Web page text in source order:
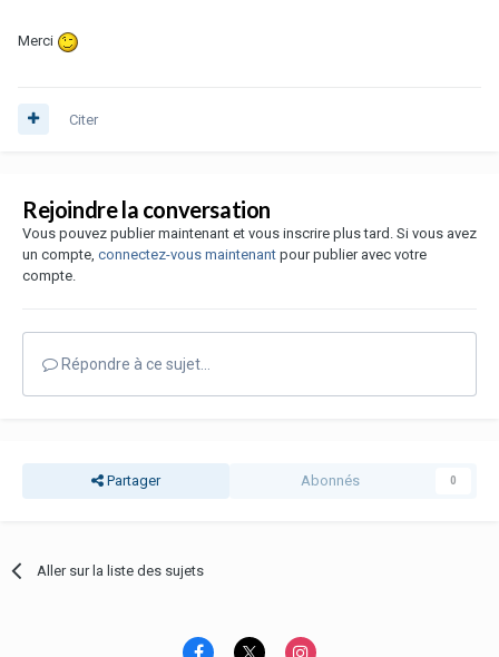
Merci
Citer
Rejoindre la conversation
Vous pouvez publier maintenant et vous inscrire plus tard. Si vous avez
un compte, connectez-vous maintenant pour publier avec votre
compte.
Répondre à ce sujet…
Partager Abonnés 0
Aller sur la liste des sujets